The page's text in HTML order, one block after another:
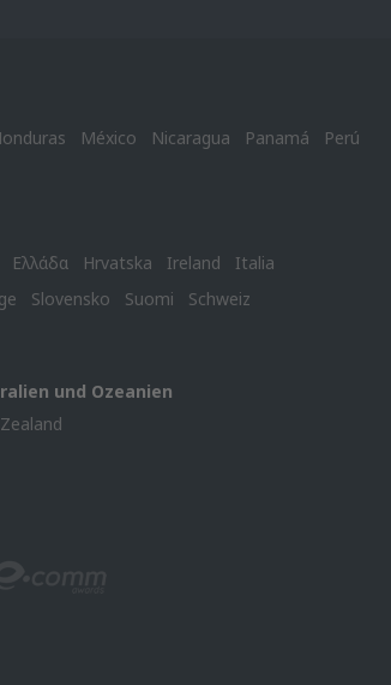
México Nicaragua Panamá
Perú
Ελλάδα Hrvatska Ireland
Italia
Slovensko Suomi
Schweiz
und Ozeanien